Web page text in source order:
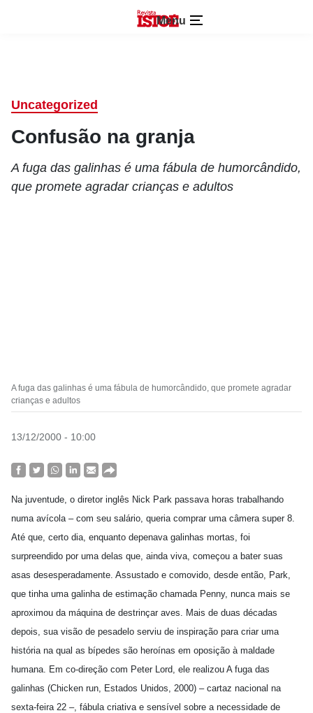
Menu
Uncategorized
Confusão na granja
A fuga das galinhas é uma fábula de humorcândido,
que promete agradar crianças e adultos
A fuga das galinhas é uma fábula de humorcândido, que promete agradar
crianças e adultos
13/12/2000 - 10:00
Na juventude, o diretor inglês Nick Park passava horas trabalhando
numa avícola – com seu salário, queria comprar uma câmera super 8.
Até que, certo dia, enquanto depenava galinhas mortas, foi
surpreendido por uma delas que, ainda viva, começou a bater suas
asas desesperadamente. Assustado e comovido, desde então, Park,
que tinha uma galinha de estimação chamada Penny, nunca mais se
aproximou da máquina de destrinçar aves. Mais de duas décadas
depois, sua visão de pesadelo serviu de inspiração para criar uma
história na qual as bípedes são heroínas em oposição à maldade
humana. Em co-direção com Peter Lord, ele realizou A fuga das
galinhas (Chicken run, Estados Unidos, 2000) – cartaz nacional na
sexta-feira 22 –, fábula criativa e sensível sobre a necessidade de